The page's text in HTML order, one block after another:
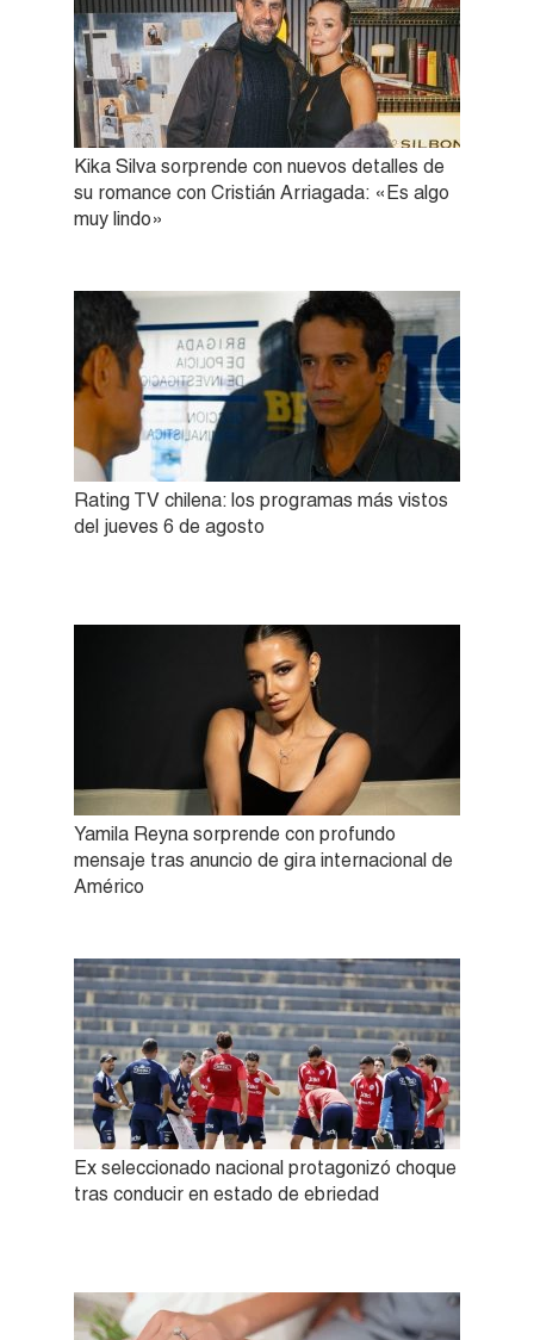
Kika Silva sorprende con nuevos detalles de
su romance con Cristián Arriagada: «Es algo
muy lindo»
Rating TV chilena: los programas más vistos
del jueves 6 de agosto
Yamila Reyna sorprende con profundo
mensaje tras anuncio de gira internacional de
Américo
Ex seleccionado nacional protagonizó choque
tras conducir en estado de ebriedad